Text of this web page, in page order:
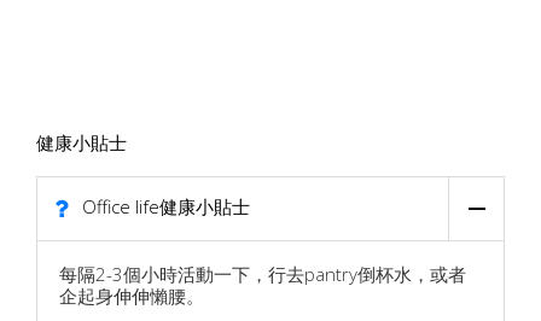
健康小貼士
Office life健康小貼士
每隔2-3個小時活動一下，行去pantry倒杯水，或者
企起身伸伸懶腰。